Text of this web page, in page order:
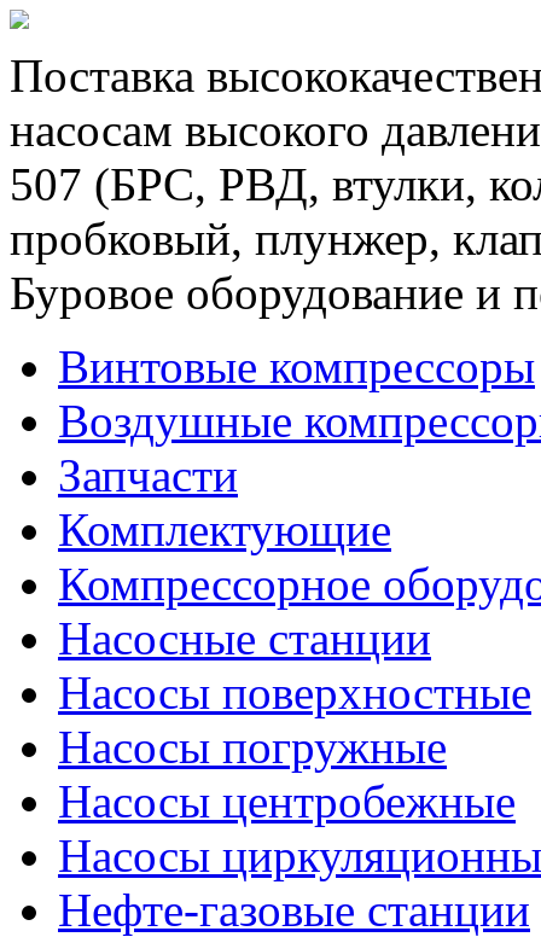
Поставка
насосам высокого
507 (БРС, РВД, втулки,
пробковый, плунжер,
Буровое оборудование и
Винтовые компрессоры
Воздушные
Запчасти
Комплектующие
Компрессорное
Насосные станции
Насосы поверхностные
Насосы погружные
Насосы центробежные
Насосы
Нефте-газовые станции